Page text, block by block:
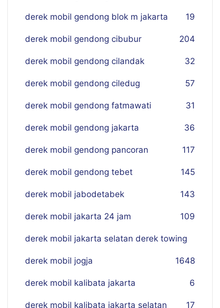
derek mobil gendong blok m jakarta 19
derek mobil gendong cibubur 204
derek mobil gendong cilandak 32
derek mobil gendong ciledug 57
derek mobil gendong fatmawati 31
derek mobil gendong jakarta 36
derek mobil gendong pancoran 117
derek mobil gendong tebet 145
derek mobil jabodetabek 143
derek mobil jakarta 24 jam 109
derek mobil jakarta selatan derek towing
48
derek mobil jogja 16
derek mobil kalibata jakarta 6
derek mobil kalibata jakarta selatan 17